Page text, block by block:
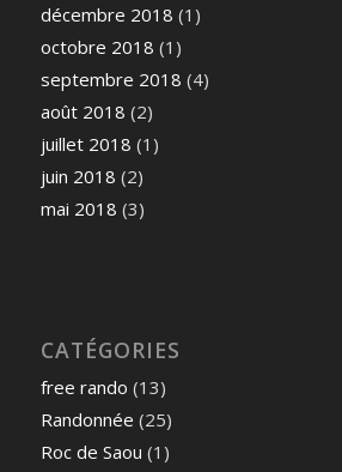
décembre 2018 (1)
octobre 2018 (1)
septembre 2018 (4)
août 2018 (2)
juillet 2018 (1)
juin 2018 (2)
mai 2018 (3)
CATÉGORIES
free rando (13)
Randonnée (25)
Roc de Saou (1)